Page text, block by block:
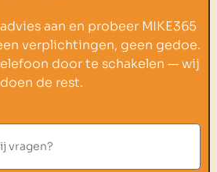
aan en probeer MIKE365
verplichtingen, geen gedoe.
door te schakelen — wij
doen de rest.